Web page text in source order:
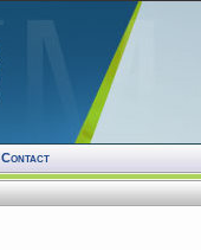
Contact